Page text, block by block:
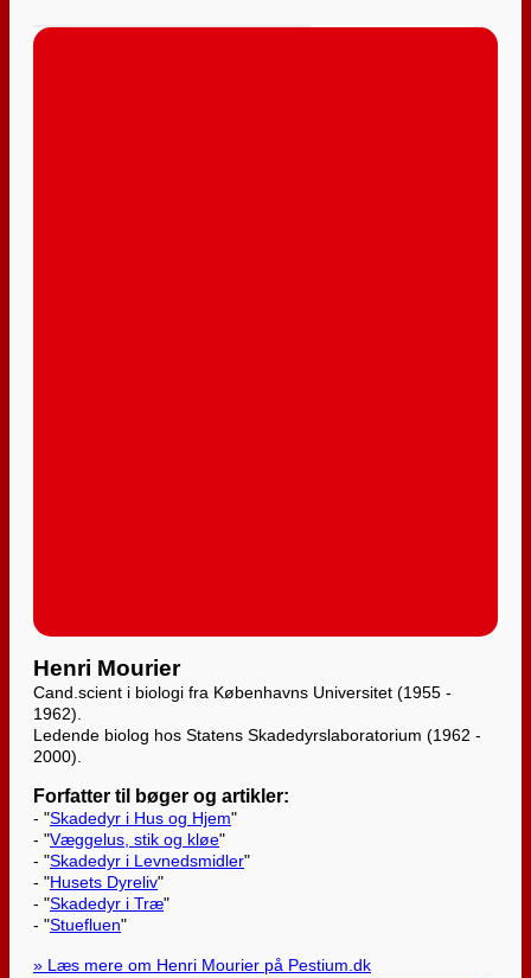
Henri Mourier
Cand.scient i biologi fra Københavns Universitet (1955 -
1962).
Ledende biolog hos Statens Skadedyrslaboratorium (1962 -
2000).
Forfatter til bøger og artikler:
- "Skadedyr i Hus og Hjem"
- "Væggelus, stik og kløe"
- "Skadedyr i Levnedsmidler"
- "Husets Dyreliv"
- "Skadedyr i Træ"
- "Stuefluen"
» Læs mere om Henri Mourier på Pestium.dk